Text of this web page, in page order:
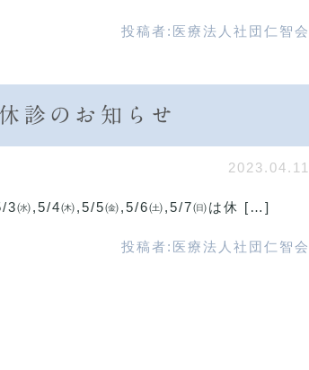
投稿者: 医療法人社団仁智会
診のお知らせ
2023.04.11
3㈬,5/4㈭,5/5㈮,5/6㈯,5/7㈰は休 […]
投稿者: 医療法人社団仁智会